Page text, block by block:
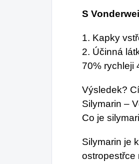
S
1. Kapky
2. Účinná
70% rychleji
Výsledek?
Silymarin –
Co je
Silymarin je
ostropestřce